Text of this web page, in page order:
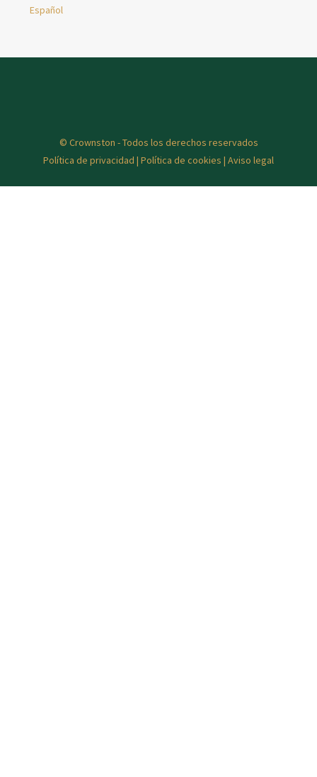
Español
© Crownston - Todos los derechos reservados
Política de privacidad | Política de cookies | Aviso legal